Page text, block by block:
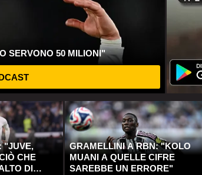
SERVONO 50 MILIONI"
"JUVE,
CHE
DI
GRAMELLINI A RBN: "KOLO
MUANI A QUELLE CIFRE
SAREBBE UN ERRORE"